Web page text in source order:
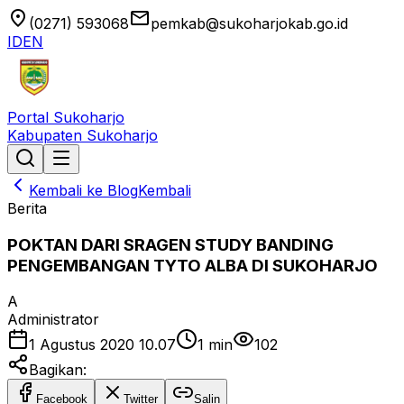
location_on (0271) 593068emailpemkab@sukoharjokab.go.id
IDEN
Portal Sukoharjo
Kabupaten Sukoharjo
Kembali ke BlogKembali
Berita
POKTAN DARI SRAGEN STUDY BANDING
PENGEMBANGAN TYTO ALBA DI SUKOHARJO
A
Administrator
1 Agustus 2020 10.07
1 min
102
Bagikan:
Facebook Twitter Salin